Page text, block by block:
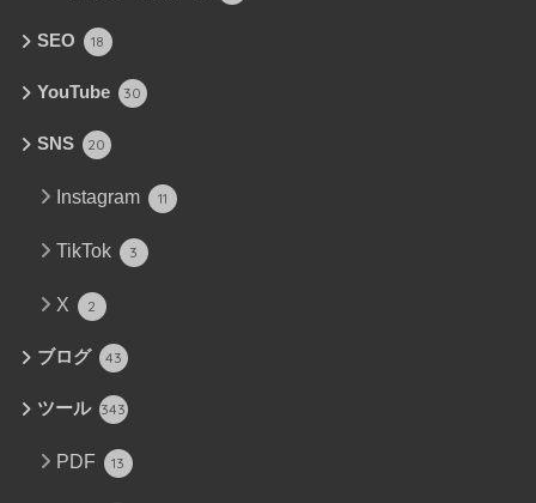
SEO 18
YouTube 30
SNS 20
Instagram 11
TikTok 3
X 2
ブログ 43
ツール 343
PDF 13